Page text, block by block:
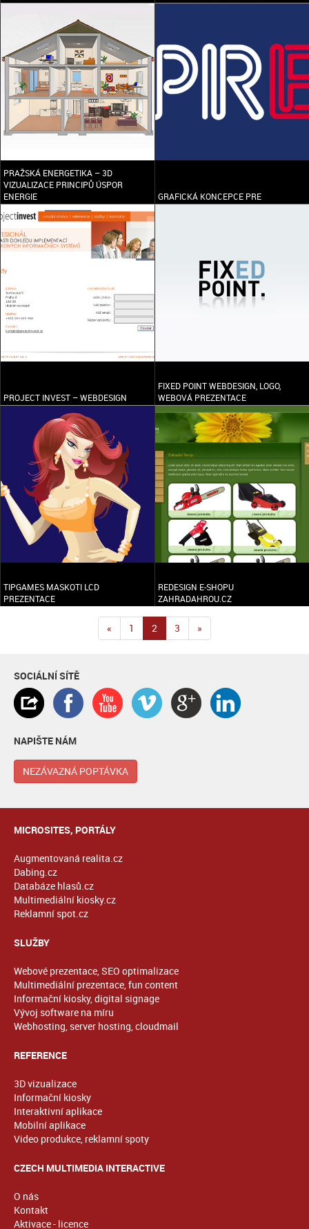
PRAŽSKÁ ENERGETIKA – 3D
VIZUALIZACE PRINCIPŮ ÚSPOR
ENERGIE
GRAFICKÁ KONCEPCE PRE
PROJECT INVEST – WEBDESIGN
FIXED POINT WEBDESIGN, LOGO,
WEBOVÁ PREZENTACE
TIPGAMES MASKOTI LCD
PREZENTACE
REDESIGN E-SHOPU
ZAHRADAHROU.CZ
« 1 2 3 »
SOCIÁLNÍ SÍTĚ
NAPIŠTE NÁM
NEZÁVAZNÁ POPTÁVKA
MICROSITES, PORTÁLY
Augmentovaná realita.cz
Dabing.cz
Databáze hlasů.cz
Multimediální kiosky.cz
Reklamní spot.cz
SLUŽBY
Webové prezentace, SEO optimalizace
Multimediální prezentace, fun content
Informační kiosky, digital signage
Vývoj software na míru
Webhosting, server hosting, cloudmail
REFERENCE
3D vizualizace
Informační kiosky
Interaktivní aplikace
Mobilní aplikace
Video produkce, reklamní spoty
CZECH MULTIMEDIA INTERACTIVE
O nás
Kontakt
Aktivace - licence